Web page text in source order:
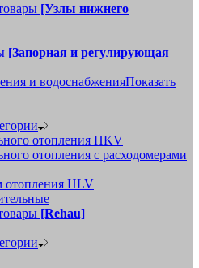
[Узлы нижнего
[Запорная и регулирующая
и водоснабженияПоказать
отопления HKV
отопления с расходомерами
отопления HLV
[Rehau]